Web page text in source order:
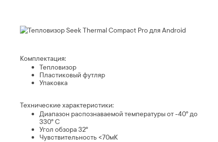
Комплектация:
Тепловизор
Пластиковый футляр
Упаковка
Технические характеристики:
Диапазон распознаваемой температуры от -40° до
330° С
Угол обзора 32°
Чувствительность <70мК